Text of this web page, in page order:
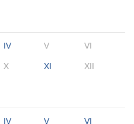
IV V VI
X XI XII
IV V VI